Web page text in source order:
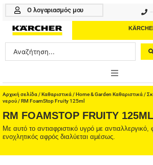
Μετάβαση
περιεχόμενο
Ο λογαριασμός μου
Search
...
ONLINE SHOP
HOME & GARDEN
PROFESSIONAL
Αρχική σελίδα /Καθαριστικά /Home & Garden Καθαριστικά /
νερού/ RM FoamStop Fruity 125ml
RM FOAMSTOP FRUITY 125ML
Με αυτό το αντιαφριστικό υγρό με
ενοχλητικός αφρός διαλύεται αμέσως.